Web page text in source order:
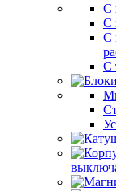
С
С
С
С